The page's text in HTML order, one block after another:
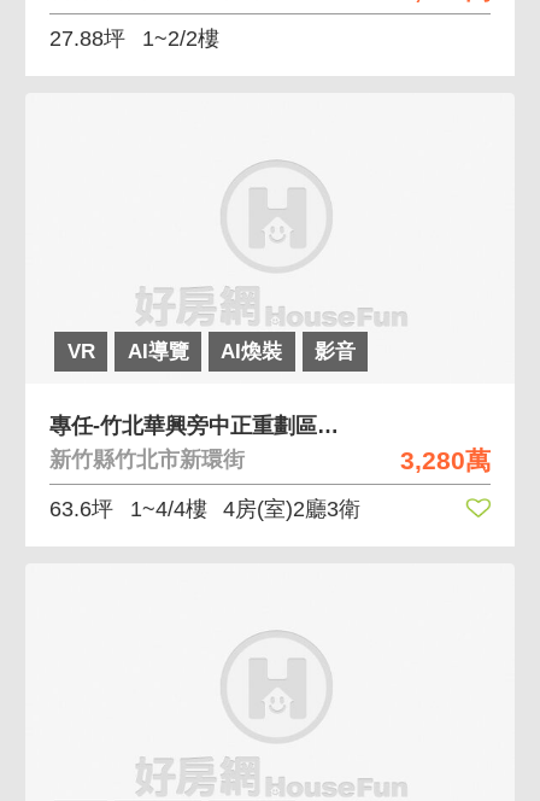
27.88坪 1~2/2樓
VR AI導覽 AI煥裝 影音
3,280萬
專任-竹北華興旁中正重劃區左岸莊園雙車別墅
新竹縣竹北市新環街
63.6坪 1~4/4樓 4房(室)2廳3衛